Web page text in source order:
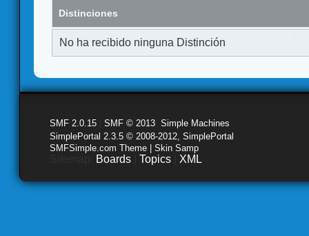
Distinciones
No ha recibido ninguna Distinción
SMF 2.0.15 SMF © 2013 Simple Machines
SimplePortal 2.3.5 © 2008-2012, SimplePortal
SMFSimple.com Theme | Skin Samp
Boards Topics XML